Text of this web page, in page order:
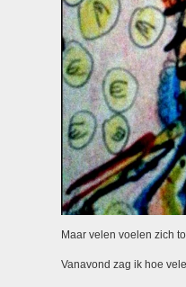
Maar velen voelen zich
Vanavond zag ik hoe